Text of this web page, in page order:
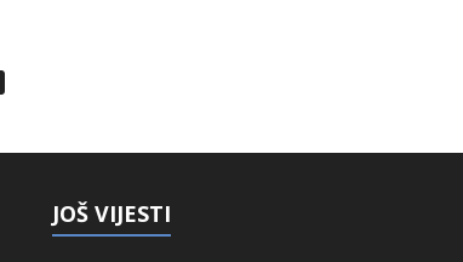
JOŠ VIJESTI